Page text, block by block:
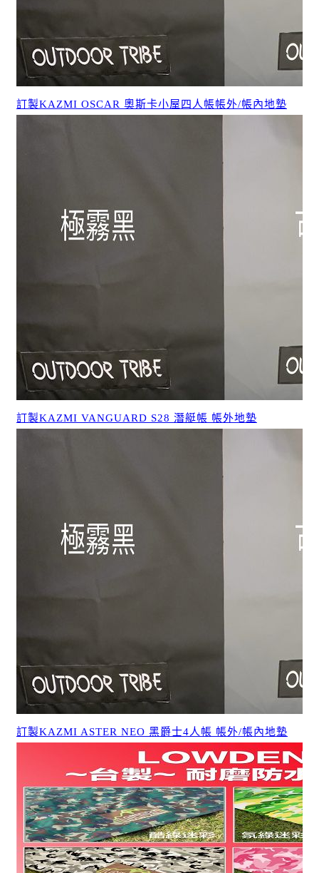
訂製KAZMI OSCAR 奧斯卡小屋四人帳帳外/帳內地墊
訂製KAZMI VANGUARD S28 潛艇帳 帳外地墊
訂製KAZMI ASTER NEO 黑爵士4人帳 帳外/帳內地墊